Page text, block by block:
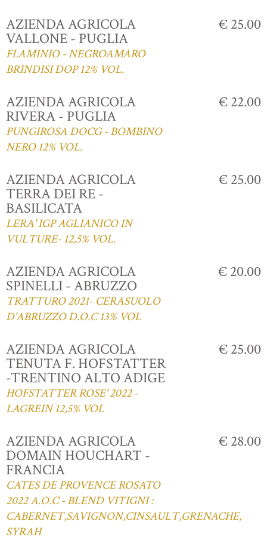
AZIENDA AGRICOLA
VALLONE - PUGLIA
FLAMINIO - NEGROAMARO
BRINDISI DOP 12% VOL.
€ 25.00
AZIENDA AGRICOLA
RIVERA - PUGLIA
PUNGIROSA DOCG - BOMBINO
NERO 12% VOL.
€ 22.00
AZIENDA AGRICOLA
TERRA DEI RE -
BASILICATA
LERA' IGP AGLIANICO IN
VULTURE- 12,5% VOL.
€ 25.00
AZIENDA AGRICOLA
SPINELLI - ABRUZZO
TRATTURO 2021- CERASUOLO
D'ABRUZZO D.O.C 13% VOL
€ 20.00
AZIENDA AGRICOLA
TENUTA F. HOFSTATTER
-TRENTINO ALTO ADIGE
HOFSTATTER ROSE' 2022 -
LAGREIN 12,5% VOL
€ 25.00
AZIENDA AGRICOLA
DOMAIN HOUCHART -
FRANCIA
CATES DE PROVENCE ROSATO
2022 A.O.C - BLEND VITIGNI :
CABERNET,SAVIGNON,CINSAULT,GRENACHE,
SYRAH
€ 28.00